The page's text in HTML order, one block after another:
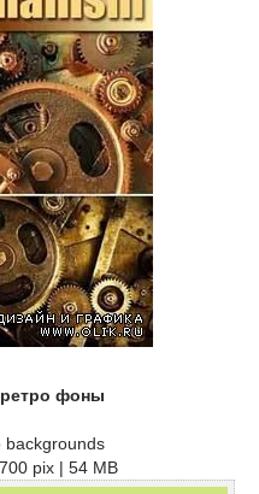
фоны
backgrounds
pix | 54 MB